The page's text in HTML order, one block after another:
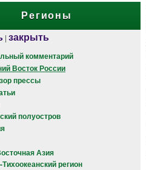
Регионы
| закрыть
комментарий
Восток России
прессы
полуостров
Азия
регион